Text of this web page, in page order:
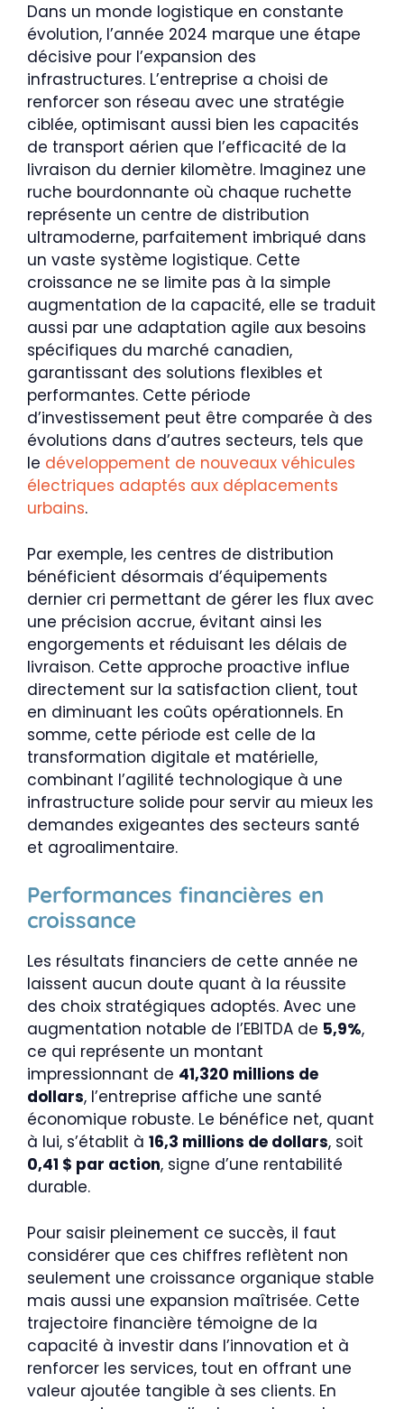
Dans un monde logistique en constante
évolution, l’année 2024 marque une étape
décisive pour l’expansion des
infrastructures. L’entreprise a choisi de
renforcer son réseau avec une stratégie
ciblée, optimisant aussi bien les capacités
de transport aérien que l’efficacité de la
livraison du dernier kilomètre. Imaginez une
ruche bourdonnante où chaque ruchette
représente un centre de distribution
ultramoderne, parfaitement imbriqué dans
un vaste système logistique. Cette
croissance ne se limite pas à la simple
augmentation de la capacité, elle se traduit
aussi par une adaptation agile aux besoins
spécifiques du marché canadien,
garantissant des solutions flexibles et
performantes. Cette période
d’investissement peut être comparée à des
évolutions dans d’autres secteurs, tels que
le développement de nouveaux véhicules
électriques adaptés aux déplacements
urbains.
Par exemple, les centres de distribution
bénéficient désormais d’équipements
dernier cri permettant de gérer les flux avec
une précision accrue, évitant ainsi les
engorgements et réduisant les délais de
livraison. Cette approche proactive influe
directement sur la satisfaction client, tout
en diminuant les coûts opérationnels. En
somme, cette période est celle de la
transformation digitale et matérielle,
combinant l’agilité technologique à une
infrastructure solide pour servir au mieux les
demandes exigeantes des secteurs santé
et agroalimentaire.
Performances financières en
croissance
Les résultats financiers de cette année ne
laissent aucun doute quant à la réussite
des choix stratégiques adoptés. Avec une
augmentation notable de l’EBITDA de 5,9%,
ce qui représente un montant
impressionnant de 41,320 millions de
dollars, l’entreprise affiche une santé
économique robuste. Le bénéfice net, quant
à lui, s’établit à 16,3 millions de dollars, soit
0,41 $ par action, signe d’une rentabilité
durable.
Pour saisir pleinement ce succès, il faut
considérer que ces chiffres reflètent non
seulement une croissance organique stable
mais aussi une expansion maîtrisée. Cette
trajectoire financière témoigne de la
capacité à investir dans l’innovation et à
renforcer les services, tout en offrant une
valeur ajoutée tangible à ses clients. En